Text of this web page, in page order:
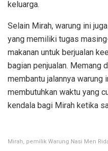
keluarga.
Selain Mirah, warung ini
yang memiliki tugas
makanan untuk berjualan
bagian penjualan. Memang
membantu jalannya warung
membutuhkan waktu yang
kendala bagi Mirah ketika
Mirah, pemilik Warung Nasi Men